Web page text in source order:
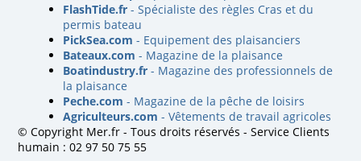
FlashTide.fr - Spécialiste des règles Cras et du
permis bateau
PickSea.com - Equipement des plaisanciers
Bateaux.com - Magazine de la plaisance
Boatindustry.fr - Magazine des professionnels de
la plaisance
Peche.com - Magazine de la pêche de loisirs
Agriculteurs.com - Vêtements de travail agricoles
© Copyright Mer.fr - Tous droits réservés - Service Clients
humain : 02 97 50 75 55